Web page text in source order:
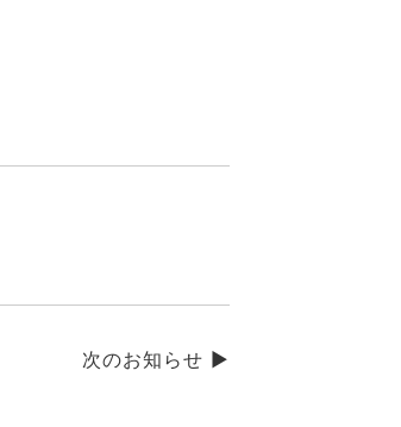
次のお知らせ ►